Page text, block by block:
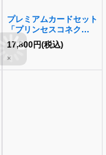
プレミアムカードセット
「プリンセスコネクト！
Re:Dive」《未開封
BOX》
17,800円(税込)
×